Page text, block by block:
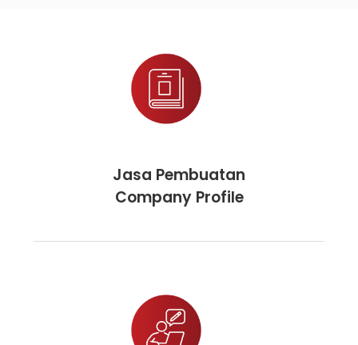
Jasa Pembuatan
Company Profile